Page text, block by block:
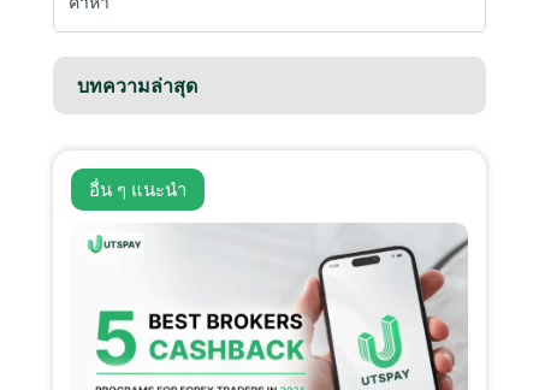
บทความล่าสุด
อื่น ๆ แนะนํา